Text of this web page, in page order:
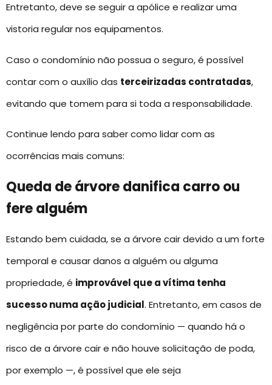
Entretanto, deve se seguir a apólice e realizar uma
vistoria regular nos equipamentos.
Caso o condomínio não possua o seguro, é possível
contar com o auxílio das terceirizadas contratadas,
evitando que tomem para si toda a responsabilidade.
Continue lendo para saber como lidar com as
ocorrências mais comuns:
Queda de árvore danifica carro ou
fere alguém
Estando bem cuidada, se a árvore cair devido a um forte
temporal e causar danos a alguém ou alguma
propriedade, é improvável que a vítima tenha
sucesso numa ação judicial. Entretanto, em casos de
negligência por parte do condomínio — quando há o
risco de a árvore cair e não houve solicitação de poda,
por exemplo —, é possível que ele seja